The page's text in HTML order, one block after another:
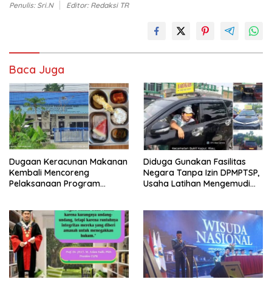
Penulis: Sri.N Editor: Redaksi TR
Baca Juga
Dugaan Keracunan Makanan
Kembali Mencoreng
Pelaksanaan Program
Bersama Kota Dumai
Diduga Gunakan Fasilitas
Negara Tanpa Izin DPMPTSP,
Usaha Latihan Mengemudi